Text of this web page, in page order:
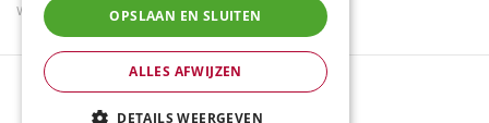
Weber bbq kopen Hengelo
Green Solutions
OPSLAAN EN SLUITEN
ALLES AFWIJZEN
DETAILS WEERGEVEN